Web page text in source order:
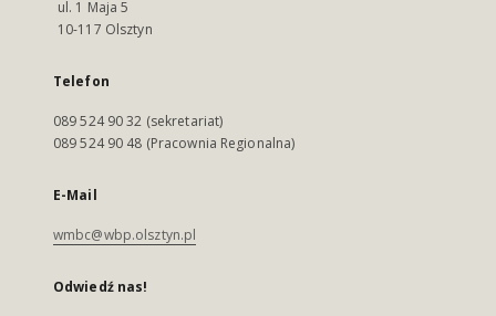
ul. 1 Maja 5
10-117 Olsztyn
Telefon
089 524 90 32 (sekretariat)
089 524 90 48 (Pracownia Regionalna)
E-Mail
wmbc@wbp.olsztyn.pl
Odwiedź nas!